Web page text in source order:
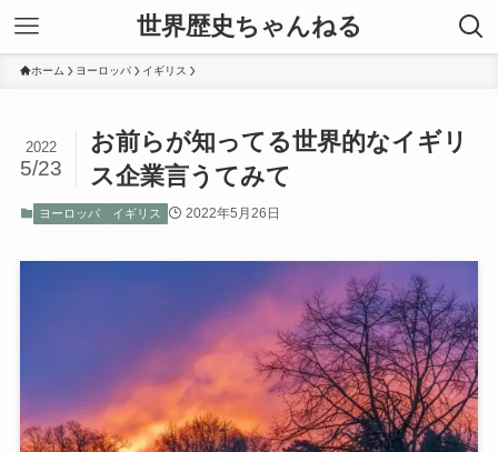
世界歴史ちゃんねる
ホーム ヨーロッパ イギリス
お前らが知ってる世界的なイギリ
ス企業言うてみて
2022
5/23
ヨーロッパ イギリス 2022年5月26日